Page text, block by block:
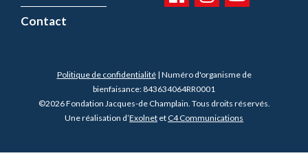
Contact
Politique de confidentialité| Numéro d'organisme de
bienfaisance: 843634064RR0001
©2026 Fondation Jacques-de Champlain. Tous droits réservés.
Une réalisation d’Exolnet et C4 Communications